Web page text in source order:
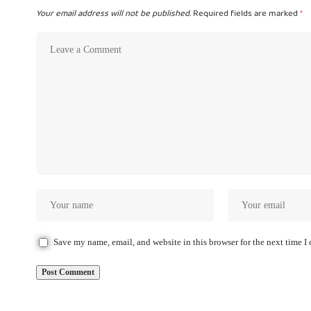
Your email address will not be published.Required fields are marked*
Save my name, email, and website in this browser for the next time I